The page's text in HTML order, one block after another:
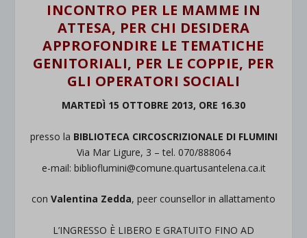
INCONTRO PER LE MAMME IN
ATTESA, PER CHI DESIDERA
APPROFONDIRE LE TEMATICHE
GENITORIALI, PER LE COPPIE, PER
GLI OPERATORI SOCIALI
MARTEDÌ 15 OTTOBRE 2013, ORE 16.30
presso la BIBLIOTECA CIRCOSCRIZIONALE DI FLUMINI
Via Mar Ligure, 3 – tel. 070/888064
e-mail: biblioflumini@comune.quartusantelena.ca.it
con Valentina Zedda, peer counsellor in allattamento
L’INGRESSO È LIBERO E GRATUITO FINO AD